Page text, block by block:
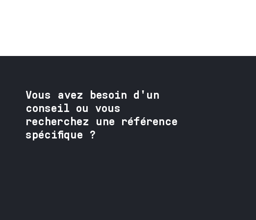
Vous avez besoin d'un
conseil ou vous
recherchez une référence
spécifique ?